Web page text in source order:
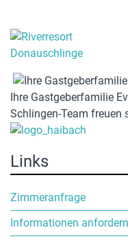
Ihre Gastgeberfamilie
Schlingen-Team freuen
Links
Zimmeranfrage
Informationen anfordern